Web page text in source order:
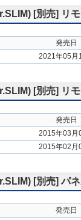
[別売] リ
発売日
2021年05月
[別売] リ
発売日
2015年03月
2015年02月
[別売] パ
発売日